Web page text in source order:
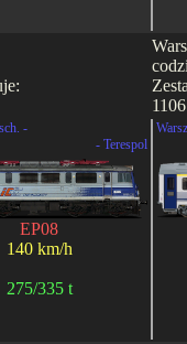
-
- Terespol
EP08
140 km/h
275/335 t